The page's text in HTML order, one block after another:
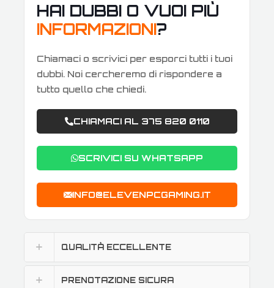
HAI DUBBI O VUOI PIÙ
INFORMAZIONI?
Chiamaci o scrivici per esporci tutti i tuoi
dubbi. Noi cercheremo di rispondere a
tutto quello che chiedi.
CHIAMACI AL 375 820 0110
SCRIVICI SU WHATSAPP
INFO@ELEVENPCGAMING.IT
QUALITÀ ECCELLENTE
PRENOTAZIONE SICURA